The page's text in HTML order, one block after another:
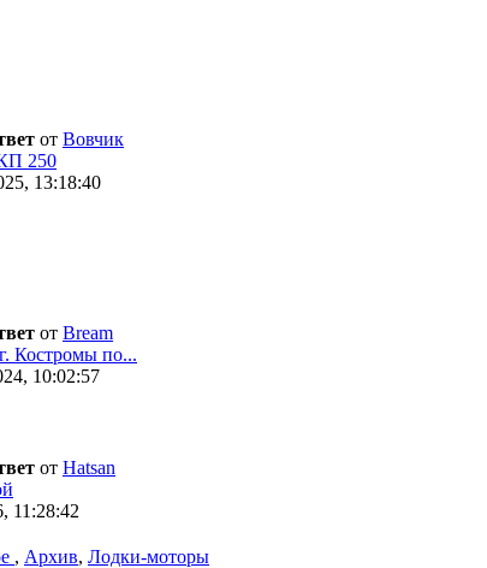
от Вовчик
250
13:18:40
от Bream
Костромы по...
10:02:57
от Hatsan
11:28:42
, Архив, Лодки-моторы